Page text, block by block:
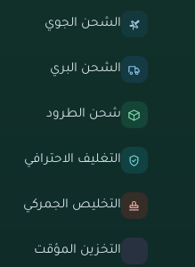
الشحن الجوي
الشحن البري
شحن الطرود
التغليف الاحترافي
التخليص الجمركي
التخزين المؤقت